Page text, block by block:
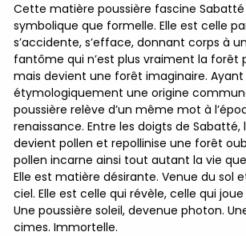
Cette matière poussière fascine
symbolique que formelle. Elle est celle
s’accidente, s’efface, donnant corps à
fantôme qui n’est plus vraiment la forêt
mais devient une forêt imaginaire. Ayant
étymologiquement une origine
poussière relève d’un même mot à
renaissance. Entre les doigts de Sabatté,
devient pollen et repollinise une forêt
pollen incarne ainsi tout autant la vie
Elle est matière désirante. Venue du sol
ciel. Elle est celle qui révèle, celle qui
Une poussière soleil, devenue photon.
cimes. Immortelle.